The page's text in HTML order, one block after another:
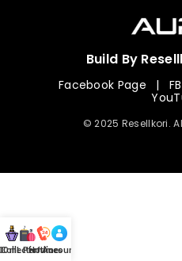
Build By
Facebook Page |
© 2025 Resellkori.
mL Perfumes
Hotline
Account